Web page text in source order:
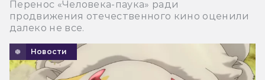
Перенос «Человека-паука» ради
продвижения отечественного кино оценили
далеко не все.
Новости